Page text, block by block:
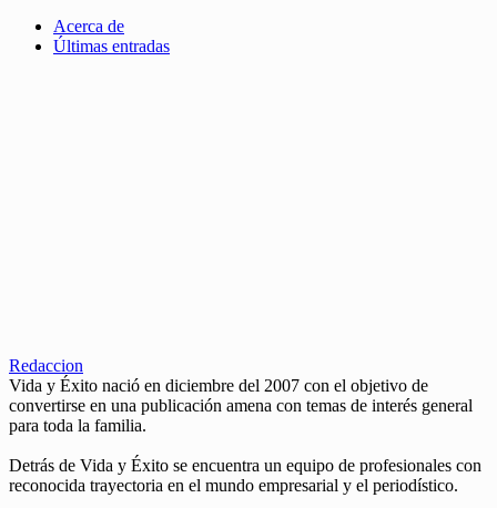
Acerca de
Últimas entradas
Redaccion
Vida y Éxito nació en diciembre del 2007 con el objetivo de
convertirse en una publicación amena con temas de interés general
para toda la familia.
Detrás de Vida y Éxito se encuentra un equipo de profesionales con
reconocida trayectoria en el mundo empresarial y el periodístico.